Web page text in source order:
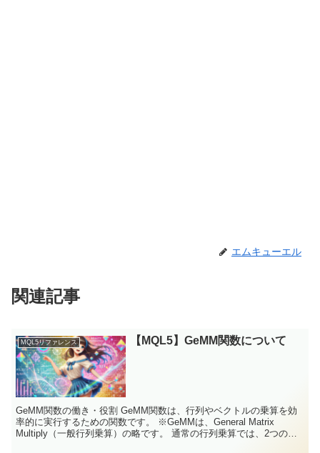
エムキューエル
関連記事
MQL5リファレンス 【MQL5】GeMM関数について
GeMM関数の働き・役割 GeMM関数は、行列やベクトルの乗算を効
率的に実行するための関数です。 ※GeMMは、General Matrix
Multiply（一般行列乗算）の略です。 通常の行列乗算では、2つの行